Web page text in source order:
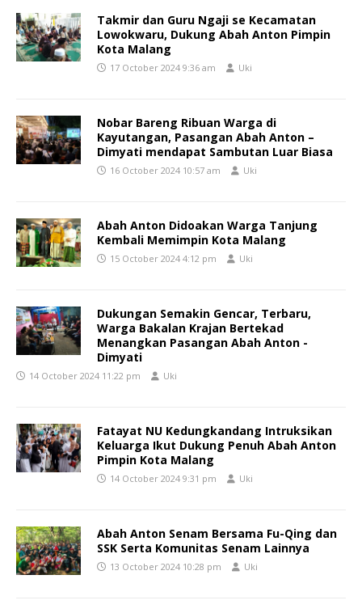
Takmir dan Guru Ngaji se Kecamatan
Lowokwaru, Dukung Abah Anton Pimpin
Kota Malang
17 October 2024 9:36 am Uki
Nobar Bareng Ribuan Warga di
Kayutangan, Pasangan Abah Anton –
Dimyati mendapat Sambutan Luar Biasa
16 October 2024 10:57 am Uki
Abah Anton Didoakan Warga Tanjung
Kembali Memimpin Kota Malang
15 October 2024 4:12 pm Uki
Dukungan Semakin Gencar, Terbaru,
Warga Bakalan Krajan Bertekad
Menangkan Pasangan Abah Anton -
Dimyati
14 October 2024 11:22 pm Uki
Fatayat NU Kedungkandang Intruksikan
Keluarga Ikut Dukung Penuh Abah Anton
Pimpin Kota Malang
14 October 2024 9:31 pm Uki
Abah Anton Senam Bersama Fu-Qing dan
SSK Serta Komunitas Senam Lainnya
13 October 2024 10:28 pm Uki